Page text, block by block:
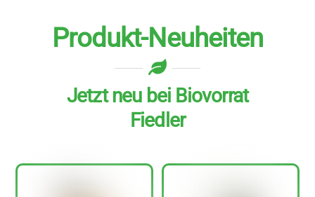
Produkt-Neuheiten
Jetzt neu bei Biovorrat
Fiedler